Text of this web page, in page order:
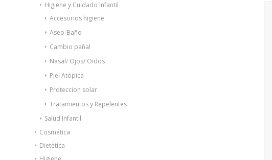
Higiene y Cuidado Infantil
Accesorios higiene
Aseo-Baño
Cambio pañal
Nasal/ Ojos/ Oidos
Piel Atópica
Proteccion solar
Tratamientos y Repelentes
Salud Infantil
Cosmética
Dietética